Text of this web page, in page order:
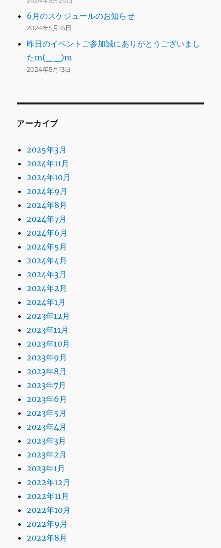
6月のスケジュールのお知らせ
2024年5月16日
昨日のイベントご参加誠にありがとうございまし
たm(_ _)m
2024年5月13日
アーカイブ
2025年3月
2024年11月
2024年10月
2024年9月
2024年8月
2024年7月
2024年6月
2024年5月
2024年4月
2024年3月
2024年2月
2024年1月
2023年12月
2023年11月
2023年10月
2023年9月
2023年8月
2023年7月
2023年6月
2023年5月
2023年4月
2023年3月
2023年2月
2023年1月
2022年12月
2022年11月
2022年10月
2022年9月
2022年8月